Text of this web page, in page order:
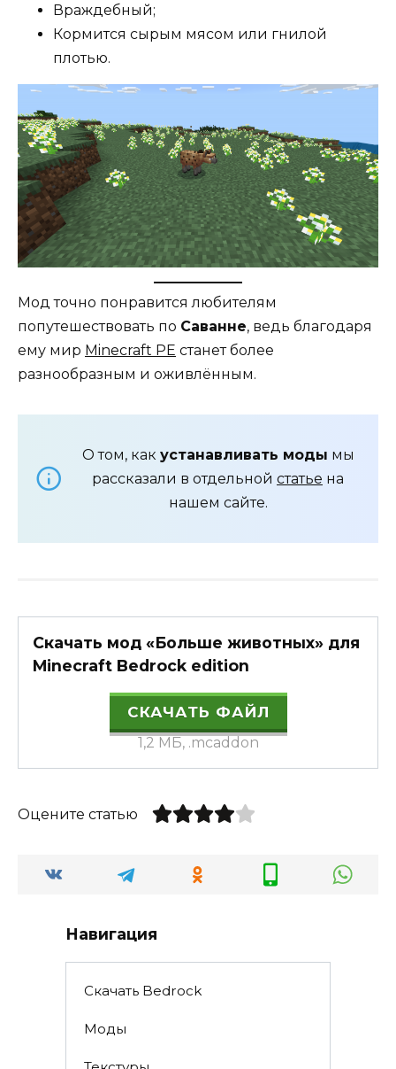
Враждебный;
Кормится сырым мясом или гнилой
плотью.
Мод точно понравится любителям
попутешествовать по Саванне, ведь благодаря
ему мир Minecraft PE станет более
разнообразным и оживлённым.
О том, как устанавливать моды мы
рассказали в отдельной статье на
нашем сайте.
Скачать мод «Больше животных» для
Minecraft Bedrock edition
СКАЧАТЬ ФАЙЛ
1,2 МБ, .mcaddon
Оцените статью
Навигация
Скачать Bedrock
Моды